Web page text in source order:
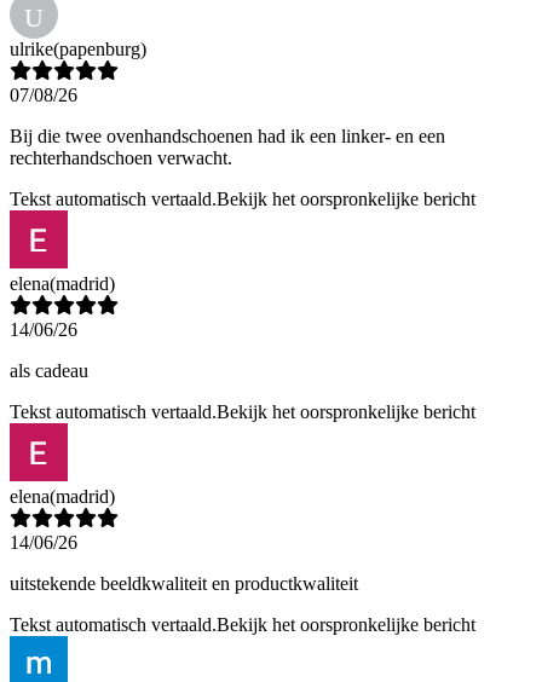
U
ulrike(papenburg)
07/08/26
Bij die twee ovenhandschoenen had ik een linker- en een
rechterhandschoen verwacht.
Tekst automatisch vertaald.Bekijk het oorspronkelijke bericht
elena(madrid)
14/06/26
als cadeau
Tekst automatisch vertaald.Bekijk het oorspronkelijke bericht
elena(madrid)
14/06/26
uitstekende beeldkwaliteit en productkwaliteit
Tekst automatisch vertaald.Bekijk het oorspronkelijke bericht